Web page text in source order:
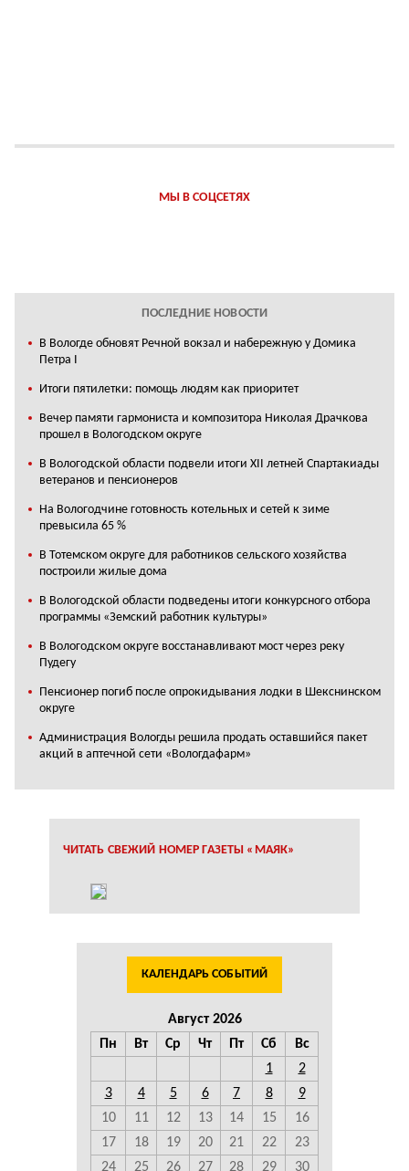
МЫ В СОЦСЕТЯХ
ПОСЛЕДНИЕ НОВОСТИ
В Вологде обновят Речной вокзал и набережную у Домика
Петра I
Итоги пятилетки: помощь людям как приоритет
Вечер памяти гармониста и композитора Николая Драчкова
прошел в Вологодском округе
В Вологодской области подвели итоги XII летней Спартакиады
ветеранов и пенсионеров
На Вологодчине готовность котельных и сетей к зиме
превысила 65 %
В Тотемском округе для работников сельского хозяйства
построили жилые дома
В Вологодской области подведены итоги конкурсного отбора
программы «Земский работник культуры»
В Вологодском округе восстанавливают мост через реку
Пудегу
Пенсионер погиб после опрокидывания лодки в Шекснинском
округе
Администрация Вологды решила продать оставшийся пакет
акций в аптечной сети «Вологдафарм»
ЧИТАТЬ СВЕЖИЙ НОМЕР ГАЗЕТЫ «МАЯК»
КАЛЕНДАРЬ СОБЫТИЙ
Август 2026
Пн
Вт Ср Чт Пт Сб
Вс
1
2
3
4 5 6 7 8
9
10
11 12 13 14 15
16
17
18 19 20 21 22
23
24
25 26 27 28 29 30